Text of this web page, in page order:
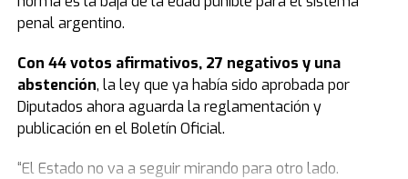
penal argentino.
Con 44 votos afirmativos, 27 negativos y una
abstención, la ley que ya había sido aprobada por
Diputados ahora aguarda la reglamentación y
publicación en el Boletín Oficial.
“El Estado no va a seguir mirando para otro lado.